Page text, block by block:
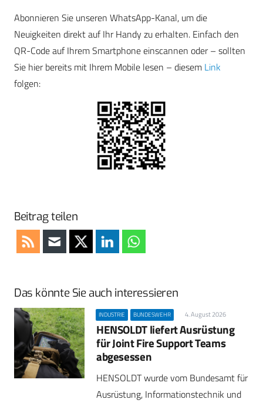
Abonnieren Sie unseren WhatsApp-Kanal, um die
Neuigkeiten direkt auf Ihr Handy zu erhalten. Einfach den
QR-Code auf Ihrem Smartphone einscannen oder – sollten
Sie hier bereits mit Ihrem Mobile lesen – diesem Link
folgen:
Beitrag teilen
Das könnte Sie auch interessieren
INDUSTRIE BUNDESWEHR 4. August 2026
HENSOLDT liefert Ausrüstung
für Joint Fire Support Teams
abgesessen
HENSOLDT wurde vom Bundesamt für
Ausrüstung, Informationstechnik und